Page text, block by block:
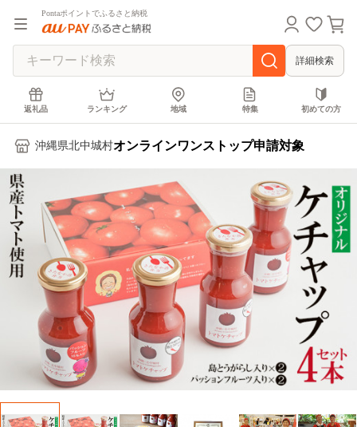
Pontaポイントでふるさと納税
詳細検索
返礼品 ランキング 地域 特集 初めての方
沖縄県北中城村オンラインワンストップ申請対象